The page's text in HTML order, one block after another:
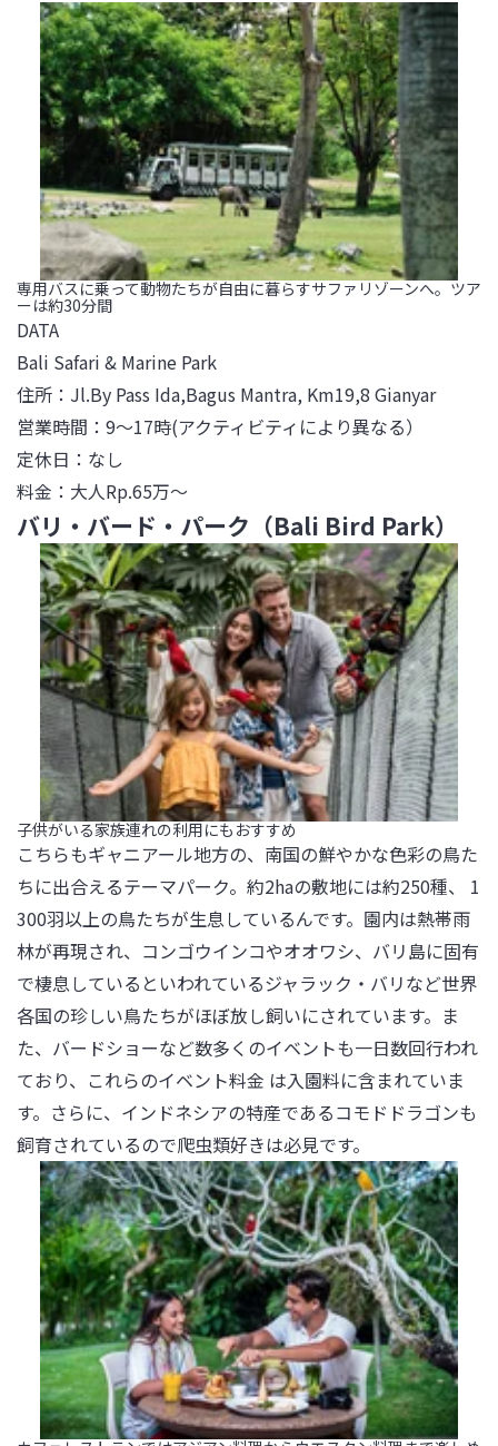
専用バスに乗って動物たちが自由に暮らすサファリゾーンへ。ツア
ーは約30分間
DATA
Bali Safari & Marine Park
住所：Jl.By Pass Ida,Bagus Mantra, Km19,8 Gianyar
営業時間：9〜17時(アクティビティにより異なる）
定休日：なし
料金：大人Rp.65万～
バリ・バード・パーク（Bali Bird Park）
子供がいる家族連れの利用にもおすすめ
こちらもギャニアール地方の、南国の鮮やかな色彩の鳥た
ちに出合えるテーマパーク。約2haの敷地には約250種、 1
300羽以上の鳥たちが生息しているんです。園内は熱帯雨
林が再現され、コンゴウインコやオオワシ、バリ島に固有
で棲息しているといわれているジャラック・バリなど世界
各国の珍しい鳥たちがほぼ放し飼いにされています。ま
た、バードショーなど数多くのイベントも一日数回行われ
ており、これらのイベント料金 は入園料に含まれていま
す。さらに、インドネシアの特産であるコモドドラゴンも
飼育されているので爬虫類好きは必見です。